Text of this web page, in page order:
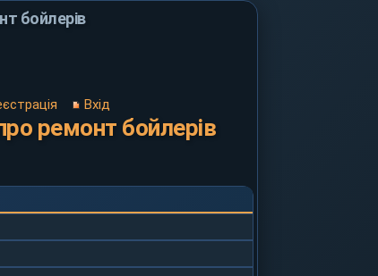
бойлерів
Вхід
ремонт бойлерів